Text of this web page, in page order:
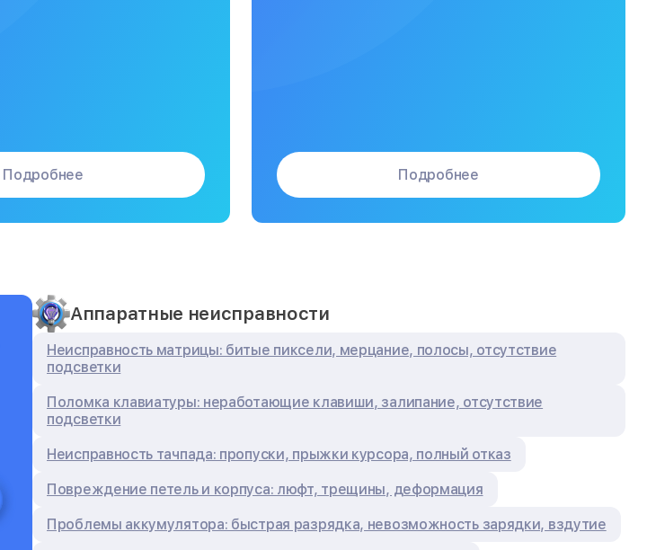
Подробнее Подробнее
Аппаратные неисправности
Неисправность матрицы: битые пиксели, мерцание, полосы, отсутствие
подсветки
Поломка клавиатуры: неработающие клавиши, залипание, отсутствие
подсветки
Неисправность тачпада: пропуски, прыжки курсора, полный отказ
Повреждение петель и корпуса: люфт, трещины, деформация
Проблемы аккумулятора: быстрая разрядка, невозможность зарядки, вздутие